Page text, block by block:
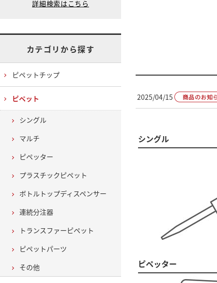
2025/04/15
シングル
ピペッター
カテゴリから探す
ピペットチップ
ピペット
シングル
マルチ
ピペッター
プラスチックピペット
ボトルトップディスペンサー
連続分注器
トランスファーピペット
ピペットパーツ
その他